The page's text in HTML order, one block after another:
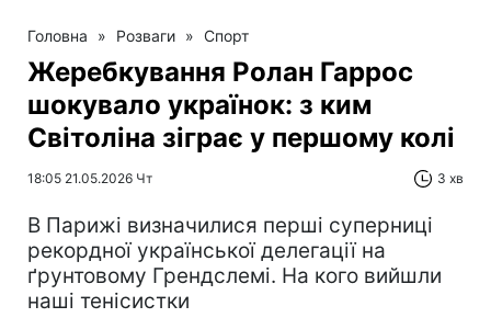
Головна » Розваги » Спорт
Жеребкування Ролан Гаррос
шокувало українок: з ким
Світоліна зіграє у першому колі
18:05 21.05.2026 Чт 3 хв
В Парижі визначилися перші суперниці
рекордної української делегації на
ґрунтовому Грендслемі. На кого вийшли
наші тенісистки